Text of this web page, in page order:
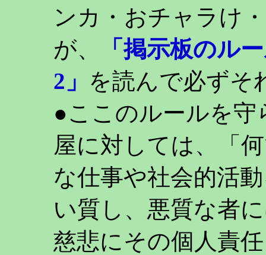
ンカ・おチャラけ
が、
「掲示板のル
2」 を読んで必ずそ
●ここのルールを守
屋に対しては、「
な仕事や社会的活
い質し、悪質な者
慈悲にその個人責